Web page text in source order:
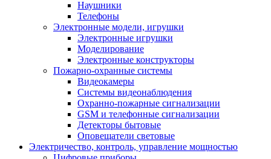
Наушники
Телефоны
Электронные модели, игрушки
Электронные игрушки
Моделирование
Электронные конструкторы
Пожарно-охранные системы
Видеокамеры
Системы видеонаблюдения
Охранно-пожарные сигнализации
GSM и телефонные сигнализации
Детекторы бытовые
Оповещатели световые
Электричество, контроль, управление мощностью